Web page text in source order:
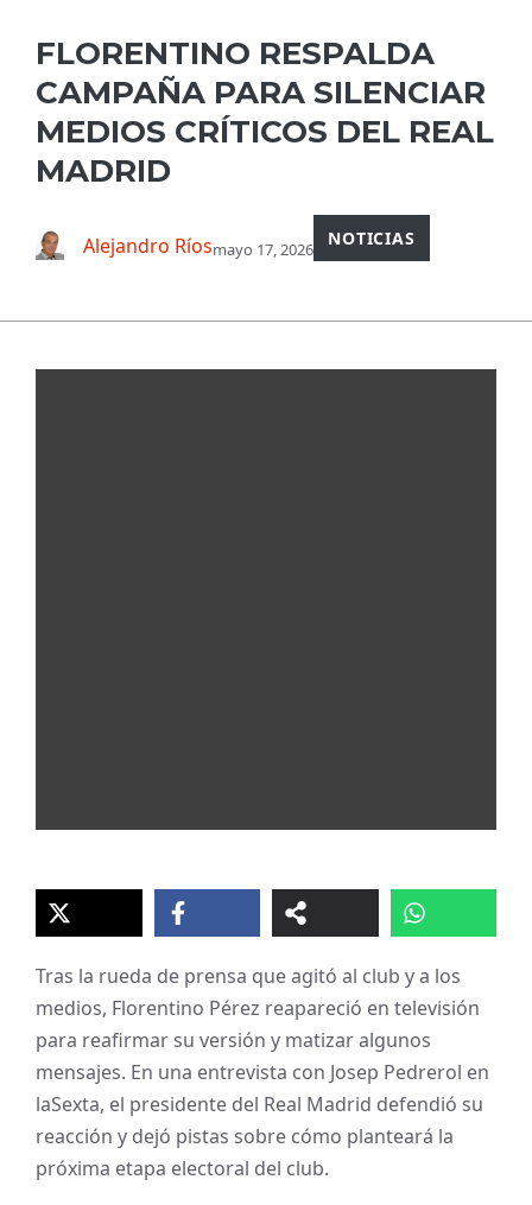
FLORENTINO RESPALDA
CAMPAÑA PARA SILENCIAR
MEDIOS CRÍTICOS DEL REAL
MADRID
Alejandro Ríosmayo 17, 2026 NOTICIAS
Tras la rueda de prensa que agitó al club y a los
medios, Florentino Pérez reapareció en televisión
para reafirmar su versión y matizar algunos
mensajes. En una entrevista con Josep Pedrerol en
laSexta, el presidente del Real Madrid defendió su
reacción y dejó pistas sobre cómo planteará la
próxima etapa electoral del club.